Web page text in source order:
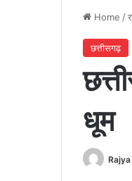
Home /
छत्तीसगढ़
धूम